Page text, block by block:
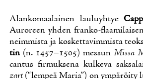
Alan­ko­maa­lai­nen lau­lu­yh­tye
Au­ro­reen yh­den fran­ko-
neim­mis­ta ja kos­ket­ta­vim­mis­ta
tin (n. 1457–1505) mes­sunMis­sa
can­tus fir­muk­se­na kul­ke­va
zart (“lem­peä Ma­ria”) on